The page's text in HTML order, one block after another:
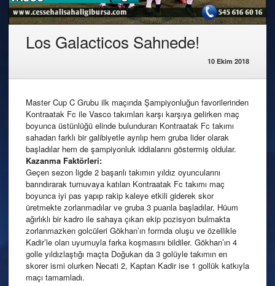
Los Galacticos Sahnede!
10 Ekim 2018
Master Cup C Grubu ilk maçında Şampiyonluğun favorilerinden
Kontraatak Fc ile Vasco takımları karşı karşıya gelirken maç
boyunca üstünlüğü elinde bulunduran Kontraatak Fc takımı
sahadan farklı bir galibiyetle ayrılıp hem gruba lider olarak
başladılar hem de şampiyonluk iddialarını göstermiş oldular.
Kazanma Faktörleri:
Geçen sezon ligde 2 başarılı takımın yıldız oyuncularını
barındırarak turnuvaya katılan Kontraatak Fc takımı maç
boyunca iyi pas yapıp rakip kaleye etkili giderek skor
üretmekte zorlanmadılar ve gruba 3 puanla başladılar. Hüum
ağırlıklı bir kadro ile sahaya çıkan ekip pozisyon bulmakta
zorlanmazken golcüleri Gökhan’ın formda oluşu ve özellikle
Kadir’le olan uyumuyla farka koşmasını bildiler. Gökhan’ın 4
golle yıldızlaştığı maçta Doğukan da 3 golüyle takımın en
skorer ismi olurken Necati 2, Kaptan Kadir ise 1 gollük katkıyla
maçı tamamladı.